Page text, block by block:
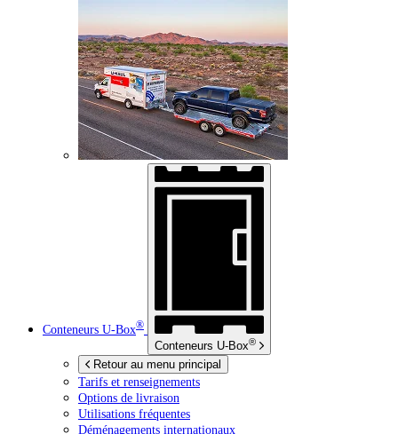
Conteneurs U-Box®
Conteneurs U-Box®
Retour au menu principal
Tarifs et renseignements
Options de livraison
Utilisations fréquentes
Déménagements internationaux